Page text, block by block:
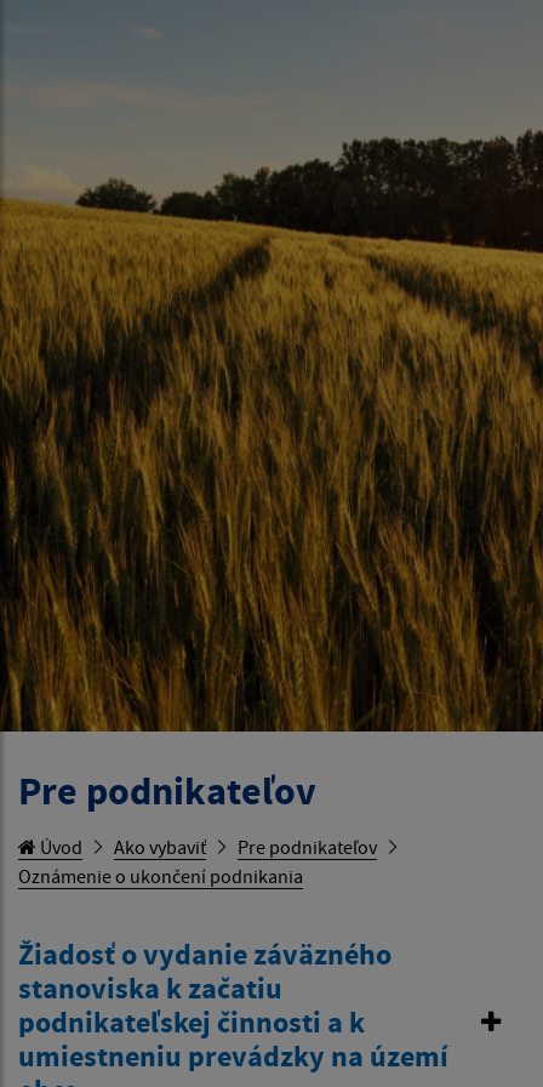
Pre podnikateľov
Úvod Ako vybaviť
Pre podnikateľov
Oznámenie o ukončení podnikania
Žiadosť o vydanie záväzného
stanoviska k začatiu
podnikateľskej činnosti a k
umiestneniu prevádzky na území